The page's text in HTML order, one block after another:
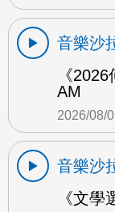
音樂沙
《
AM
2026/08/
音樂沙
《文